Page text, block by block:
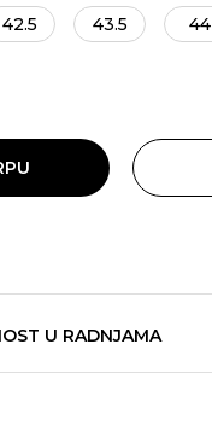
42.5 43.5 44
U RADNJAMA